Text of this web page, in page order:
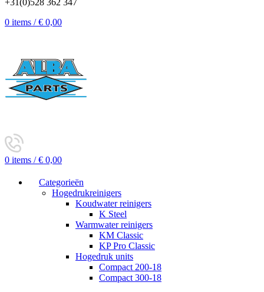
+31(0)528 362 347
0 items / € 0,00
0 items / € 0,00
Categorieën
Hogedrukreinigers
Koudwater reinigers
K Steel
Warmwater reinigers
KM Classic
KP Pro Classic
Hogedruk units
Compact 200-18
Compact 300-18